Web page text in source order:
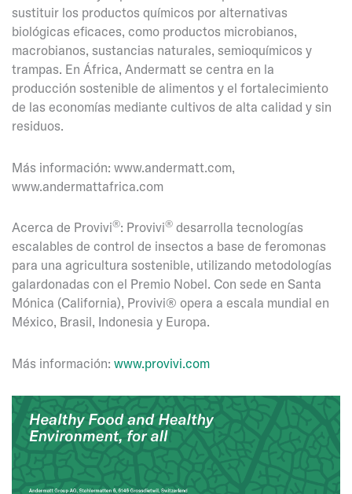
sustituir los productos químicos por alternativas
biológicas eficaces, como productos microbianos,
macrobianos, sustancias naturales, semioquímicos y
trampas. En África, Andermatt se centra en la
producción sostenible de alimentos y el fortalecimiento
de las economías mediante cultivos de alta calidad y sin
residuos.
Más información: www.andermatt.com,
www.andermattafrica.com
Acerca de Provivi®: Provivi® desarrolla tecnologías
escalables de control de insectos a base de feromonas
para una agricultura sostenible, utilizando metodologías
galardonadas con el Premio Nobel. Con sede en Santa
Mónica (California), Provivi® opera a escala mundial en
México, Brasil, Indonesia y Europa.
Más información: www.provivi.com